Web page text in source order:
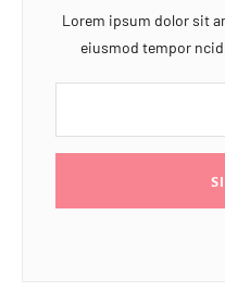
Lorem ipsum dolor sit
eiusmod tempor